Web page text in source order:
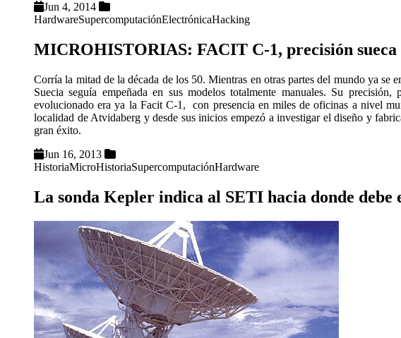
Jun 4, 2014
HardwareSupercomputaciónElectrónicaHacking
MICROHISTORIAS: FACIT C-1, precisión sueca
Corría la mitad de la década de los 50. Mientras en otras partes del mundo ya
Suecia seguía empeñada en sus modelos totalmente manuales. Su
evolucionado era ya la Facit C-1, con presencia en miles de oficinas a nivel
localidad de Atvidaberg y desde sus inicios empezó a investigar el diseño y
gran éxito.
Jun 16, 2013
HistoriaMicroHistoriaSupercomputaciónHardware
La sonda Kepler indica al SETI hacia donde debe